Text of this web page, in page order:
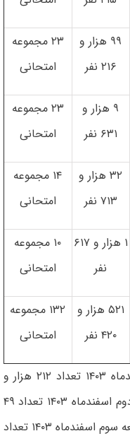
۹۹ هزار و
۲۱۶ نفر
۲۳ مجموعه
امتحانی
۹ هزار و
۶۳۱ نفر
۲۳ مجموعه
امتحانی
۳۲ هزار و
۷۱۳ نفر
۱۴ مجموعه
امتحانی
۱ هزار و ۶۱۷
نفر
۱۰ مجموعه
امتحانی
۵۲۱ هزار و
۴۲۰ نفر
۱۳۲ مجموعه
امتحانی
در نیم روز اول صبح پنجشنبه دوم اسفندماه ۱۴۰۳ تعداد ۲۱۲ هزار و
۸۳۳ نفر، در نیم روز دوم عصر پنجشنبه دوم اسفندماه ۱۴۰۳ تعداد ۴۹
هزار و ۹۹۴ نفر، در نیم روز سوم صبح جمعه سوم اسفندماه ۱۴۰۳ تعداد